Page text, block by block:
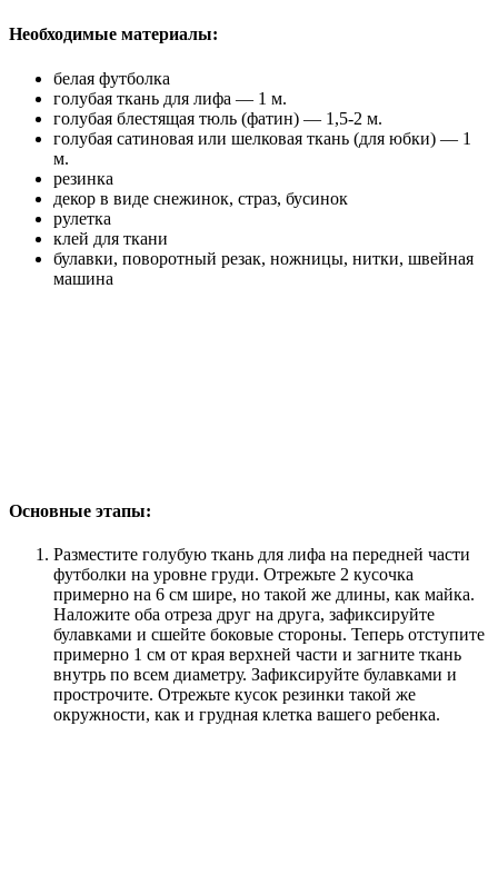
Необходимые материалы:
белая футболка
голубая ткань для лифа — 1 м.
голубая блестящая тюль (фатин) — 1,5-2 м.
голубая сатиновая или шелковая ткань (для юбки) — 1
м.
резинка
декор в виде снежинок, страз, бусинок
рулетка
клей для ткани
булавки, поворотный резак, ножницы, нитки, швейная
машина
Основные этапы:
Разместите голубую ткань для лифа на передней части
футболки на уровне груди. Отрежьте 2 кусочка
примерно на 6 см шире, но такой же длины, как майка.
Наложите оба отреза друг на друга, зафиксируйте
булавками и сшейте боковые стороны. Теперь отступите
примерно 1 см от края верхней части и загните ткань
внутрь по всем диаметру. Зафиксируйте булавками и
прострочите. Отрежьте кусок резинки такой же
окружности, как и грудная клетка вашего ребенка.